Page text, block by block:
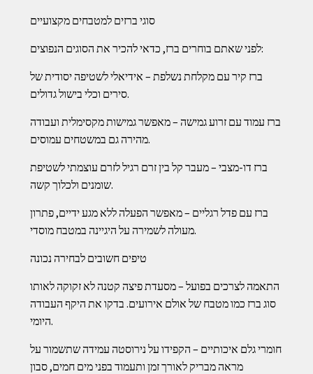
סוגי ברזים למטבחים מקצועיים
לפני שאתם בוחרים ברז, כדאי להכיר את הסוגים הנפוצים:
ברז קיר עם מקלחת נשלפת – אידיאלי לשטיפה יסודית של
סירים וכלי בישול גדולים.
ברז עמוד עם זרוע גמישה – מאפשר גמישות מקסימלית ועבודה
מהירה גם במשטחים עמוסים.
ברז דו-מצבי – מעבר קל בין זרם רגיל לזרם עוצמתי לשטיפת
שומנים ולכלוך קשה.
ברז עם פדל רגליים – מאפשר הפעלה ללא מגע ידיים, פתרון
מעולה לשמירה על היגיינה במטבח מוסדי.
טיפים חשובים לבחירה נכונה
התאמה לצרכים בפועל – מסעדת פיצה קטנה לא זקוקה לאותו
סוג ברז כמו מטבח של אולם אירועים. בדקו את היקף העבודה
היומי.
חומרי גלם איכותיים – הקפידו על נירוסטה עמידה שתשמור על
מראה מבריק לאורך זמן ותעמוד בפני מים חמים, סבון